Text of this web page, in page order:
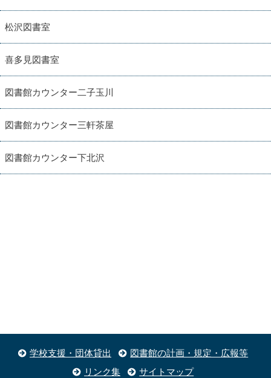
松沢図書室
喜多見図書室
図書館カウンター二子玉川
図書館カウンター三軒茶屋
図書館カウンター下北沢
学校支援・団体貸出
図書館の計画・規定・広報等
リンク集
サイトマップ